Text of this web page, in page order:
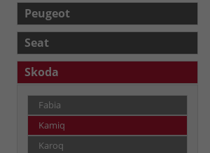
Peugeot
Seat
Skoda
Fabia
Kamiq
Karoq